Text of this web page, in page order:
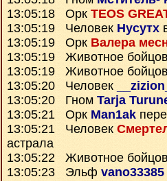
13:05:18 Орк TEOS
13:05:19 Человек Нусутх
13:05:19 Орк Валера
13:05:19 Животное
13:05:19 Животное
13:05:20 Человек
13:05:20 Гном Tarja
13:05:21 Орк Man1ak
13:05:21 Человек
астрала
13:05:22 Животное
13:05:23 Эльф vano33385